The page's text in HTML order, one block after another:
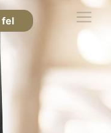
fel